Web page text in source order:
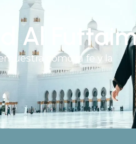
Al
cómo la fe y la